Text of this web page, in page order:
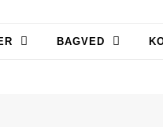
BAGVED